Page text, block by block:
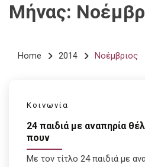
Μήνας:
Home 2014 Νοέμβριος
Κοινωνία
24 παιδιά με αναπηρία
πουν
Με τον τίτλο 24 παιδιά με